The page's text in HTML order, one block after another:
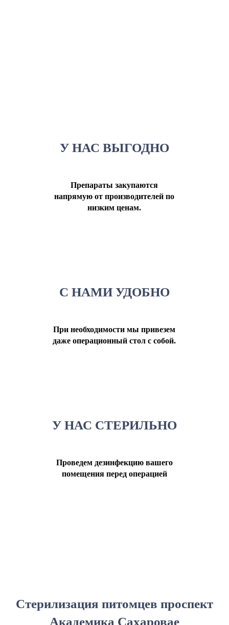
У НАС ВЫГОДНО
Препараты закупаются
напрямую от производителей по
низким ценам.
С НАМИ УДОБНО
При необходимости мы привезем
даже операционный стол с собой.
У НАС СТЕРИЛЬНО
Проведем дезинфекцию вашего
помещения перед операцией
Стерилизация питомцев проспект
Академика Сахаровае